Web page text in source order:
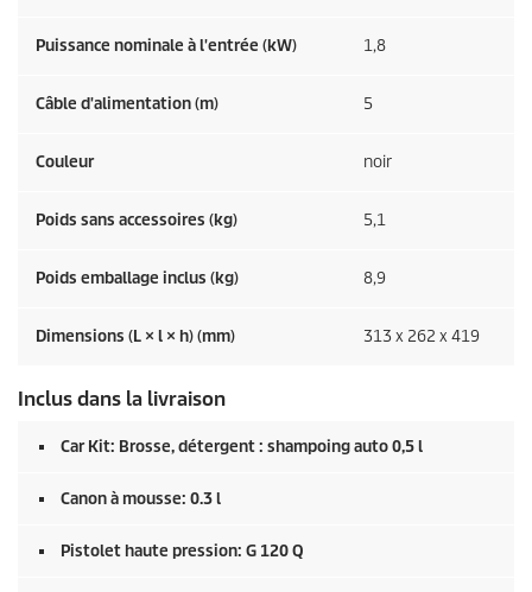
Puissance nominale à l'entrée (kW) 1,8
Câble d'alimentation (m) 5
Couleur noir
Poids sans accessoires (kg) 5,1
Poids emballage inclus (kg) 8,9
Dimensions (L × l × h) (mm) 313 x 262 x 419
Inclus dans la livraison
Car Kit: Brosse, détergent : shampoing auto 0,5 l
Canon à mousse: 0.3 l
Pistolet haute pression: G 120 Q